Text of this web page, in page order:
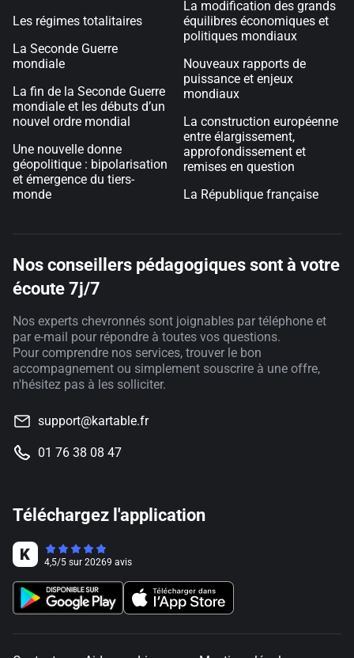
Les régimes totalitaires
La Seconde Guerre
mondiale
La fin de la Seconde Guerre
mondiale et les débuts d’un
nouvel ordre mondial
Une nouvelle donne
géopolitique : bipolarisation
et émergence du tiers-
monde
La modification des grands
équilibres économiques et
politiques mondiaux
Nouveaux rapports de
puissance et enjeux
mondiaux
La construction européenne
entre élargissement,
approfondissement et
remises en question
La République française
Nos conseillers pédagogiques sont à votre
écoute 7j/7
Nos experts chevronnés sont joignables par téléphone et
par e-mail pour répondre à toutes vos questions.
Pour comprendre nos services, trouver le bon
accompagnement ou simplement souscrire à une offre,
n'hésitez pas à les solliciter.
support@kartable.fr
01 76 38 08 47
Téléchargez l'application
4,5/5 sur 20269 avis